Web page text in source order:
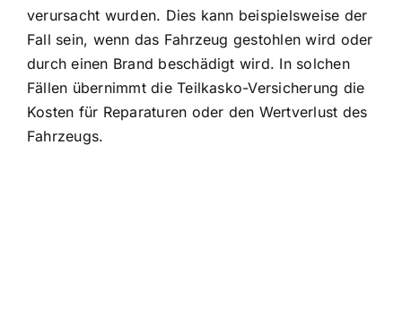
verursacht wurden. Dies kann beispielsweise der
Fall sein, wenn das Fahrzeug gestohlen wird oder
durch einen Brand beschädigt wird. In solchen
Fällen übernimmt die Teilkasko-Versicherung die
Kosten für Reparaturen oder den Wertverlust des
Fahrzeugs.